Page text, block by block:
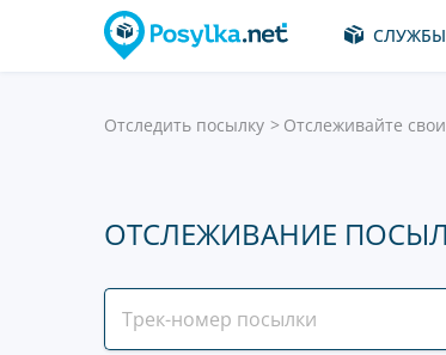
Отследить посылку Отслеживайте
ОТСЛЕЖИВАНИЕ